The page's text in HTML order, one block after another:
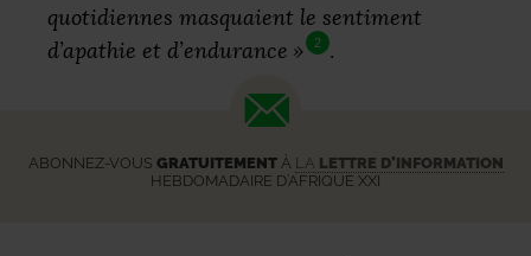
quotidiennes masquaient le sentiment
d’apathie et d’endurance » 2 .
ABONNEZ-VOUS GRATUITEMENTÀ LA LETTRE D’INFORMATION
HEBDOMADAIRE D’AFRIQUE XXI